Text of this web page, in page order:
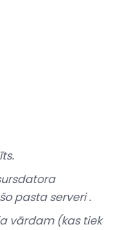
pasta serveri.
vārdam (kas tiek